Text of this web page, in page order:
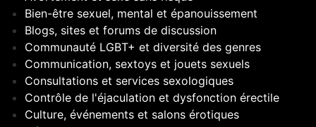
Bien-être sexuel, mental et épanouissement
Blogs, sites et forums de discussion
Communauté LGBT+ et diversité des genres
Communication, sextoys et jouets sexuels
Consultations et services sexologiques
Contrôle de l'éjaculation et dysfonction érectile
Culture, événements et salons érotiques